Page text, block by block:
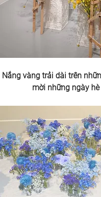
Nắng vàng trải dài trên
mời những ngày